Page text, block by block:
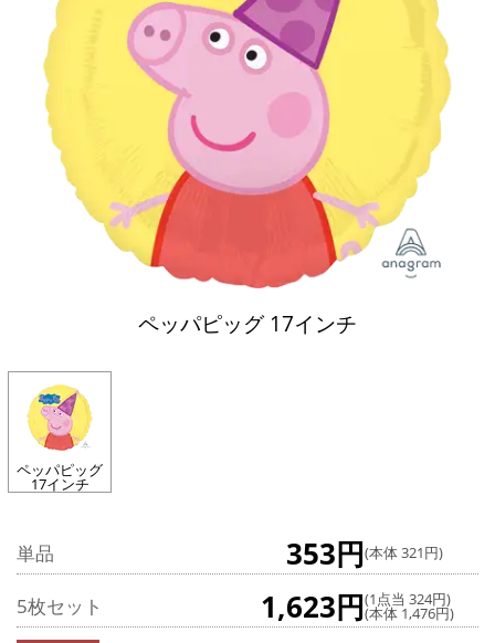
ペッパピッグ 17インチ
ペッパピッグ
17インチ
単品 353円(本体 321円)
5枚セット 1,623円(1点当 324円)
(本体 1,476円)